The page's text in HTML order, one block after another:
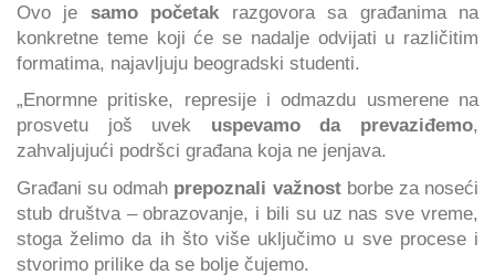
Ovo je samo početak razgovora sa građanima na
konkretne teme koji će se nadalje odvijati u različitim
formatima, najavljuju beogradski studenti.
„Enormne pritiske, represije i odmazdu usmerene na
prosvetu još uvek uspevamo da prevaziđemo,
zahvaljujući podršci građana koja ne jenjava.
Građani su odmah prepoznali važnostborbe za noseći
stub društva – obrazovanje, i bili su uz nas sve vreme,
stoga želimo da ih što više uključimo u sve procese i
stvorimo prilike da se bolje čujemo.